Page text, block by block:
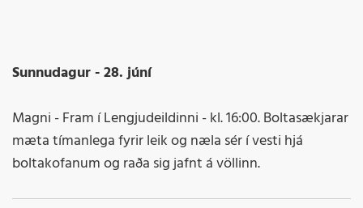
Sunnudagur - 28. júní
Magni - Fram í Lengjudeildinni - kl. 16:00. Boltasækjarar
mæta tímanlega fyrir leik og næla sér í vesti hjá
boltakofanum og raða sig jafnt á völlinn.